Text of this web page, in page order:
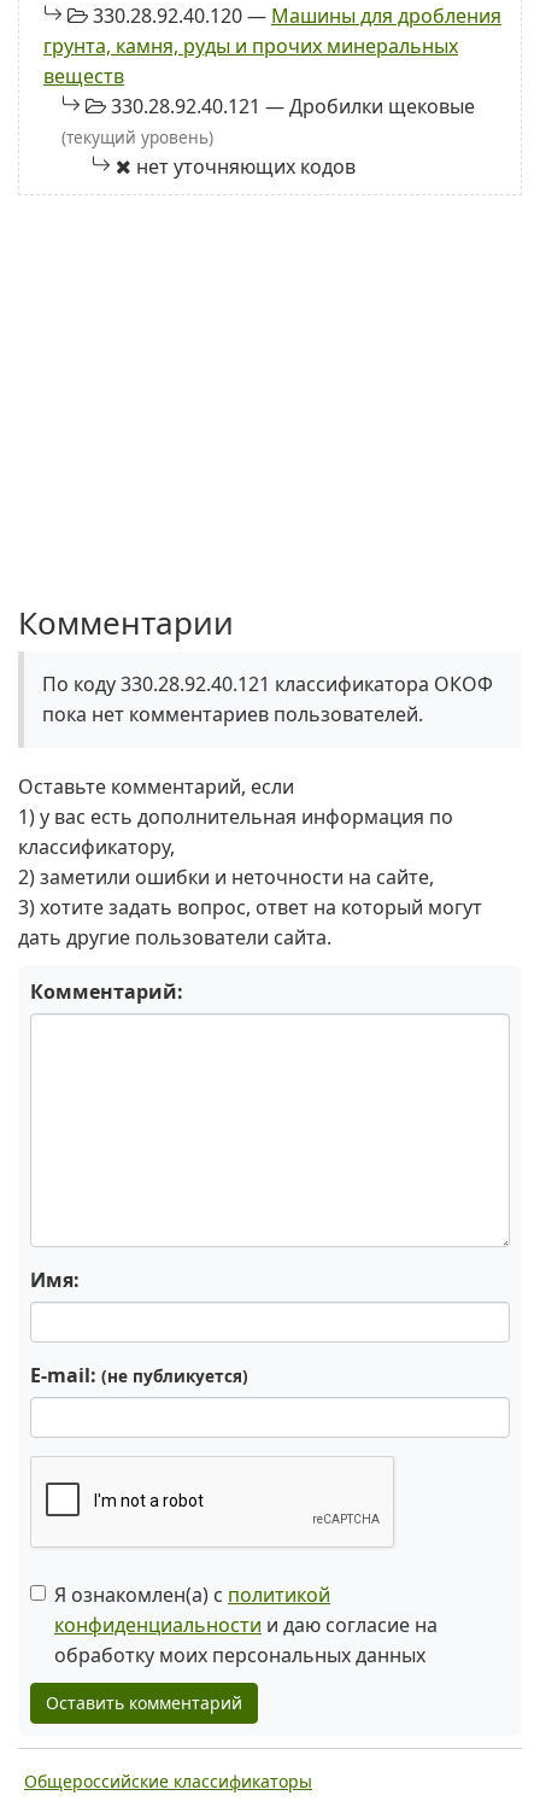
330.28.92.40.120 — Машины для дробления
грунта, камня, руды и прочих минеральных
веществ
330.28.92.40.121 — Дробилки щековые
(текущий уровень)
нет уточняющих кодов
Комментарии
По коду 330.28.92.40.121 классификатора ОКОФ
пока нет комментариев пользователей.
Оставьте комментарий, если
1) у вас есть дополнительная информация по
классификатору,
2) заметили ошибки и неточности на сайте,
3) хотите задать вопрос, ответ на который могут
дать другие пользователи сайта.
Комментарий:
Имя:
E-mail: (не публикуется)
Я ознакомлен(а) с политикой
конфиденциальности и даю согласие на
обработку моих персональных данных
Оставить комментарий
Общероссийские классификаторы